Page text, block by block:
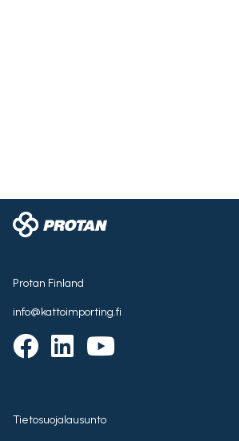
Protan Finland
info@kattoimporting.fi
Tietosuojalausunto